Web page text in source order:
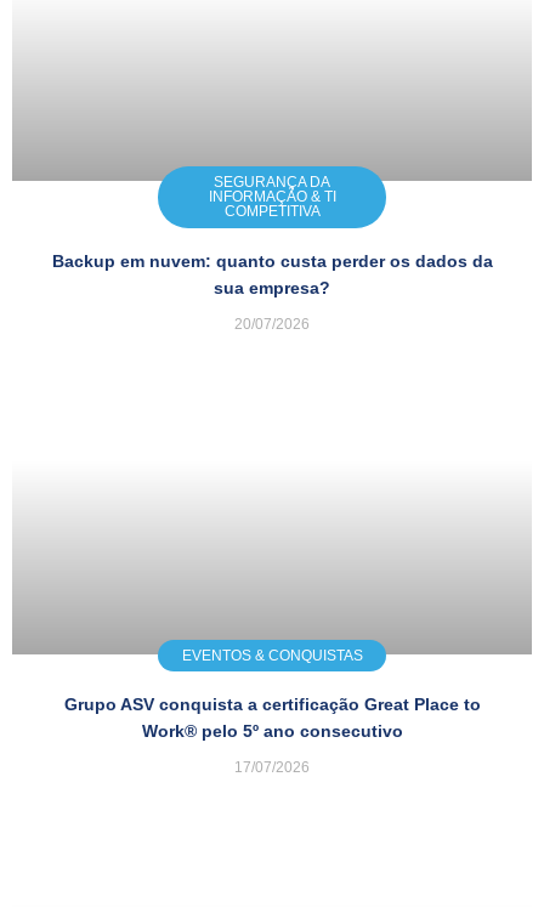
SEGURANÇA DA
INFORMAÇÃO & TI
COMPETITIVA
Backup em nuvem: quanto custa perder os dados da
sua empresa?
20/07/2026
EVENTOS & CONQUISTAS
Grupo ASV conquista a certificação Great Place to
Work® pelo 5º ano consecutivo
17/07/2026